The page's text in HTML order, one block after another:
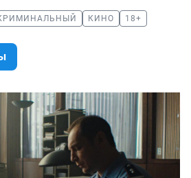
КИНО 18+